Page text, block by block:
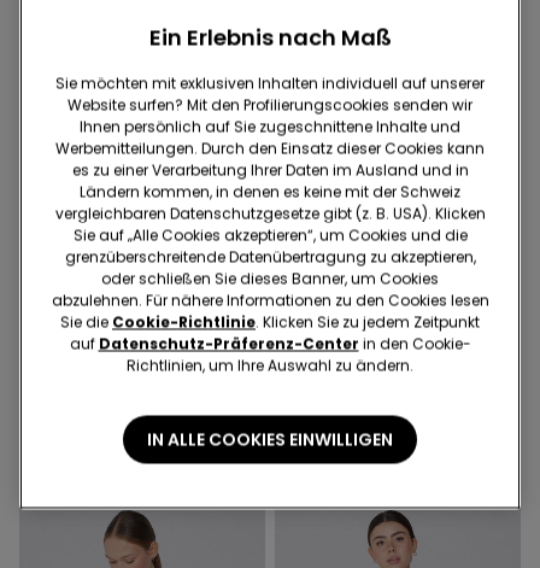
Cropped-Schlaghose aus
9.25 CHF
-70%
3 Farben
Skinny-Jeans für Mädchen
Ein Erlebnis nach Maß
Sie möchten mit exklusiven Inhalten individuell auf unserer
Website surfen? Mit den Profilierungscookies senden wir
Ihnen persönlich auf Sie zugeschnittene Inhalte und
Werbemitteilungen. Durch den Einsatz dieser Cookies kann
es zu einer Verarbeitung Ihrer Daten im Ausland und in
Ländern kommen, in denen es keine mit der Schweiz
vergleichbaren Datenschutzgesetze gibt (z. B. USA). Klicken
Sie auf „Alle Cookies akzeptieren“, um Cookies und die
grenzüberschreitende Datenübertragung zu akzeptieren,
oder schließen Sie dieses Banner, um Cookies
abzulehnen. Für nähere Informationen zu den Cookies lesen
Sie die Cookie-Richtlinie. Klicken Sie zu jedem Zeitpunkt
auf Datenschutz-Präferenz-Center in den Cookie-
Richtlinien, um Ihre Auswahl zu ändern.
IN ALLE COOKIES EINWILLIGEN